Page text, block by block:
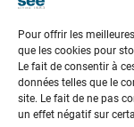
Pour offrir les
que les cookies pour
Le fait de consentir à
données telles que le
site. Le fait de ne pas
un effet négatif sur
Téléphone : (+33)
N° de SIREN :
communautaire